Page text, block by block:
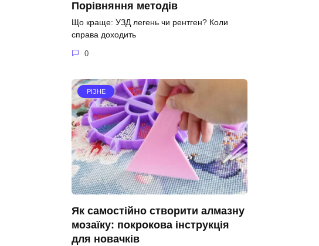
Порівняння методів
Що краще: УЗД легень чи рентген? Коли
справа доходить
0
РІЗНЕ
Як самостійно створити алмазну
мозаїку: покрокова інструкція
для новачків